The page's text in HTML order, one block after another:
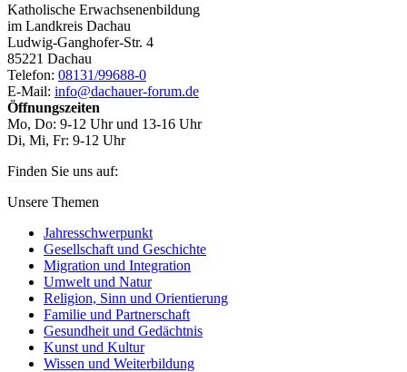
Katholische Erwachsenenbildung
im Landkreis Dachau
Ludwig-Ganghofer-Str. 4
85221 Dachau
Telefon: 08131/99688-0
E-Mail: info@dachauer-forum.de
Öffnungszeiten
Mo, Do: 9-12 Uhr und 13-16 Uhr
Di, Mi, Fr: 9-12 Uhr
Finden Sie uns auf:
Facebook
YouTube
Newsletter
Unsere Themen
Jahresschwerpunkt
Gesellschaft und Geschichte
Migration und Integration
Umwelt und Natur
Religion, Sinn und Orientierung
Familie und Partnerschaft
Gesundheit und Gedächtnis
Kunst und Kultur
Wissen und Weiterbildung